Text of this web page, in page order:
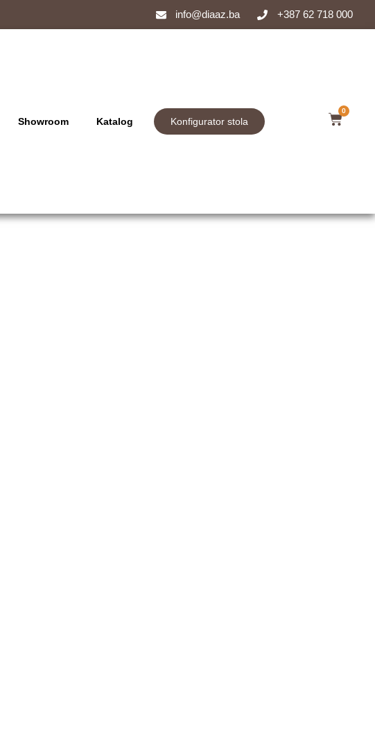
info@diaaz.ba +387 62 718 000
Showroom Katalog Konfigurator stola
0